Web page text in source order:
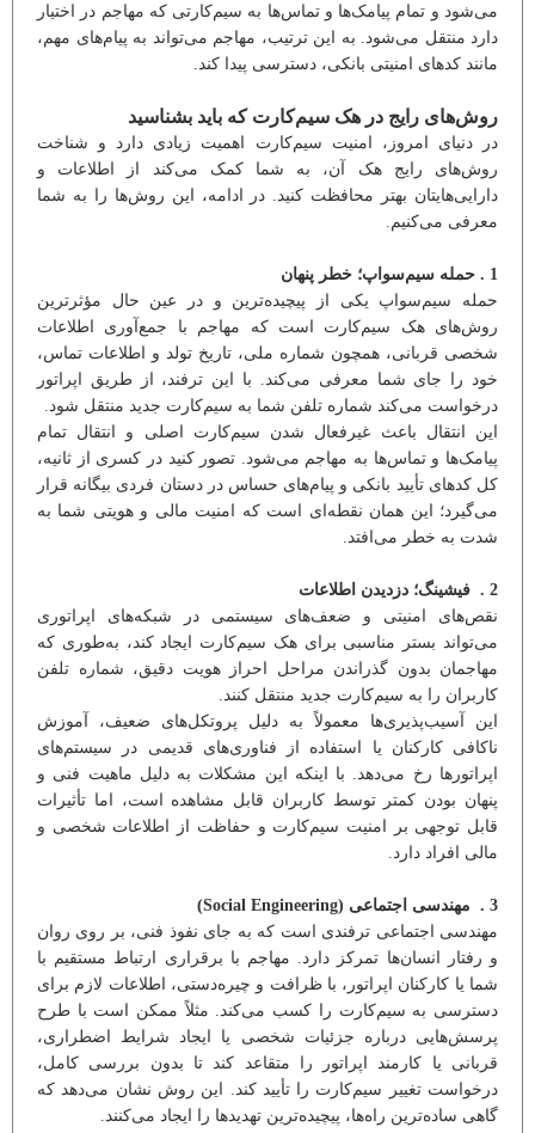
می‌شود و تمام پیامک‌ها و تماس‌ها به سیم‌کارتی که مهاجم در اختیار
دارد منتقل می‌شود. به این ترتیب، مهاجم می‌تواند به پیام‌های مهم،
مانند کدهای امنیتی بانکی، دسترسی پیدا کند.
روش‌های رایج در هک سیم‌کارت که باید بشناسید
در دنیای امروز، امنیت سیم‌کارت اهمیت زیادی دارد و شناخت
روش‌های رایج هک آن، به شما کمک می‌کند از اطلاعات و
دارایی‌هایتان بهتر محافظت کنید. در ادامه، این روش‌ها را به شما
معرفی می‌کنیم.
1 . حمله سیم‌سواپ؛ خطر پنهان
حمله سیم‌سواپ یکی از پیچیده‌ترین و در عین حال مؤثرترین
روش‌های هک سیم‌کارت است که مهاجم با جمع‌آوری اطلاعات
شخصی قربانی، همچون شماره ملی، تاریخ تولد و اطلاعات تماس،
خود را جای شما معرفی می‌کند. با این ترفند، از طریق اپراتور
درخواست می‌کند شماره تلفن شما به سیم‌کارت جدید منتقل شود.
این انتقال باعث غیرفعال شدن سیم‌کارت اصلی و انتقال تمام
پیامک‌ها و تماس‌ها به مهاجم می‌شود. تصور کنید در کسری از ثانیه،
کل کدهای تأیید بانکی و پیام‌های حساس در دستان فردی بیگانه قرار
می‌گیرد؛ این همان نقطه‌ای است که امنیت مالی و هویتی شما به
شدت به خطر می‌افتد.
2 . فیشینگ؛ دزدیدن اطلاعات
نقص‌های امنیتی و ضعف‌های سیستمی در شبکه‌های اپراتوری
می‌تواند بستر مناسبی برای هک سیم‌کارت ایجاد کند، به‌طوری که
مهاجمان بدون گذراندن مراحل احراز هویت دقیق، شماره تلفن
کاربران را به سیم‌کارت جدید منتقل کنند.
این آسیب‌پذیری‌ها معمولاً به دلیل پروتکل‌های ضعیف، آموزش
ناکافی کارکنان یا استفاده از فناوری‌های قدیمی در سیستم‌های
اپراتورها رخ می‌دهد. با اینکه این مشکلات به دلیل ماهیت فنی و
پنهان بودن کمتر توسط کاربران قابل مشاهده است، اما تأثیرات
قابل توجهی بر امنیت سیم‌کارت و حفاظت از اطلاعات شخصی و
مالی افراد دارد.
3 . مهندسی اجتماعی (Social Engineering)
مهندسی اجتماعی ترفندی است که به جای نفوذ فنی، بر روی روان
و رفتار انسان‌ها تمرکز دارد. مهاجم با برقراری ارتباط مستقیم با
شما یا کارکنان اپراتور، با ظرافت و چیره‌دستی، اطلاعات لازم برای
دسترسی به سیم‌کارت را کسب می‌کند. مثلاً ممکن است با طرح
پرسش‌هایی درباره جزئیات شخصی یا ایجاد شرایط اضطراری،
قربانی یا کارمند اپراتور را متقاعد کند تا بدون بررسی کامل،
درخواست تغییر سیم‌کارت را تأیید کند. این روش نشان می‌دهد که
گاهی ساده‌ترین راه‌ها، پیچیده‌ترین تهدیدها را ایجاد می‌کنند.